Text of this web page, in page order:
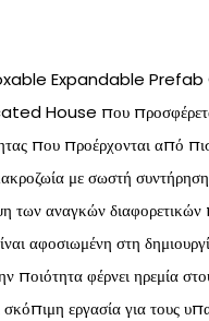
Expandable
House που
που προέρχονται από
με σωστή
των αναγκών διαφορετικών
στη
ποιότητα φέρνει ηρεμία
σκόπιμη εργασία για τους